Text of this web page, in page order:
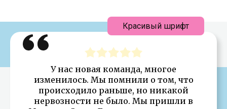
У нас новая команда, многое
изменилось. Мы помнили о том, что
происходило раньше, но никакой
нервозности не было. Мы пришли в
Красивый шрифт